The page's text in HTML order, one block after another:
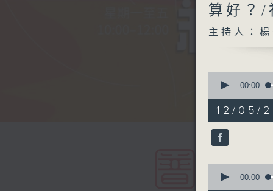
算好？
主持人：
seconds
hour,
50
minutes,
0
90%
00:00
12/05/
seconds
00:00